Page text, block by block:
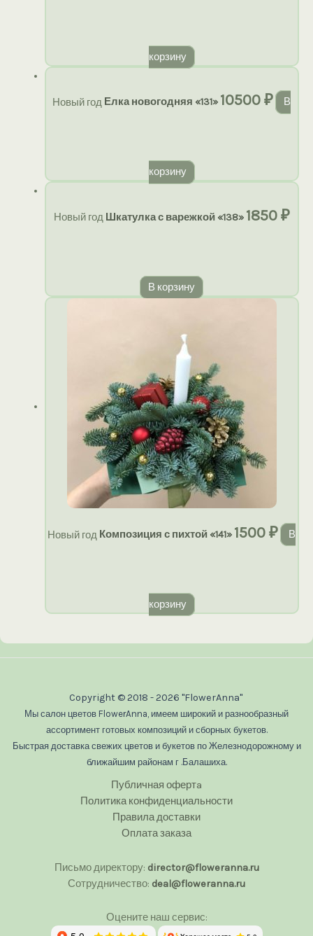
корзину
Новый год Елка новогодняя «131» 10500₽ В
корзину
Новый год Шкатулка с варежкой «138» 1850₽
В корзину
Новый год Композиция с пихтой «141» 1500₽ В
корзину
Copyright © 2018 - 2026 "FlowerAnna"
Мы салон цветов FlowerAnna, имеем широкий и разнообразный
ассортимент готовых композиций и сборных букетов.
Быстрая доставка свежих цветов и букетов по Железнодорожному и
ближайшим районам г .Балашиха.
Публичная офертa
Политика конфиденциальности
Правила доставки
Оплата заказа
Письмо директору: director@floweranna.ru
Сотрудничество: deal@floweranna.ru
Оцените наш сервис: